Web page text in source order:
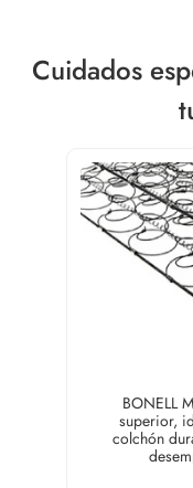
Cuidados
BONELL
superior,
colchón